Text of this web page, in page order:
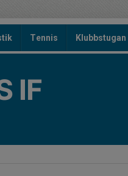
Tennis Klubbstugan
IF